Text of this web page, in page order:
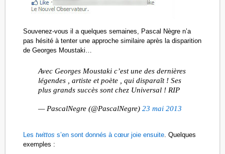
Souvenez-vous il a quelques semaines, Pascal Nègre n’a
pas hésité à tenter une approche similaire après la disparition
de Georges Moustaki…
Avec Georges Moustaki c’est une des dernières
légendes , artiste et poète , qui disparaît ! Ses
plus grands succès sont chez Universal ! RIP
— PascalNegre (@PascalNegre)23 mai 2013
Lestwittos s’en sont donnés à cœur joie ensuite. Quelques
exemples :